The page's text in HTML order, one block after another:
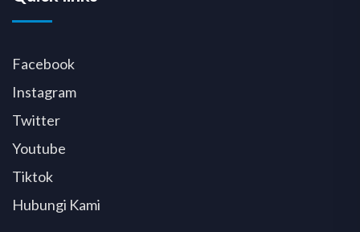
Facebook
Instagram
Twitter
Youtube
Tiktok
Hubungi Kami